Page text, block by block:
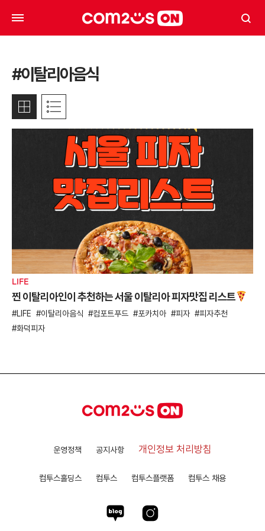
#이탈리아음식
LIFE
찐 이탈리아인이 추천하는 서울 이탈리아 피자맛집 리스트
LIFE 이탈리아음식 컴포트푸드 포카치아 피자
피자추천
화덕피자
운영정책 공지사항 개인정보 처리방침
컴투스홀딩스 컴투스 컴투스플랫폼 컴투스 채용